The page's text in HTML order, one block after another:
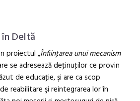
Deltă
proiectul „Înfiinţarea unui mecanism
se adresează deţinuţilor ce provin
de educaţie, şi are ca scop
reabilitare şi reintegrarea lor în